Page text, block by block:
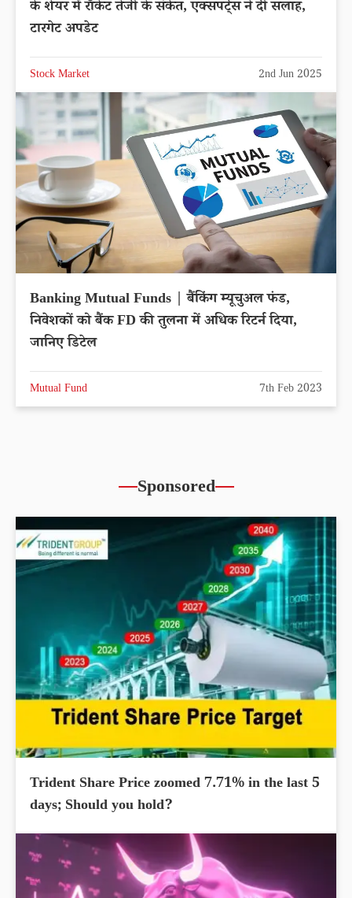
के शेयर में रॉकेट तेजी के संकेत, एक्सपर्ट्स ने दी सलाह,
टारगेट अपडेट
Stock Market 2nd Jun 2025
Banking Mutual Funds | बैंकिंग म्यूचुअल फंड,
निवेशकों को बैंक FD की तुलना में अधिक रिटर्न दिया,
जानिए डिटेल
Mutual Fund 7th Feb 2023
Sponsored
Trident Share Price zoomed 7.71% in the last 5
days; Should you hold?